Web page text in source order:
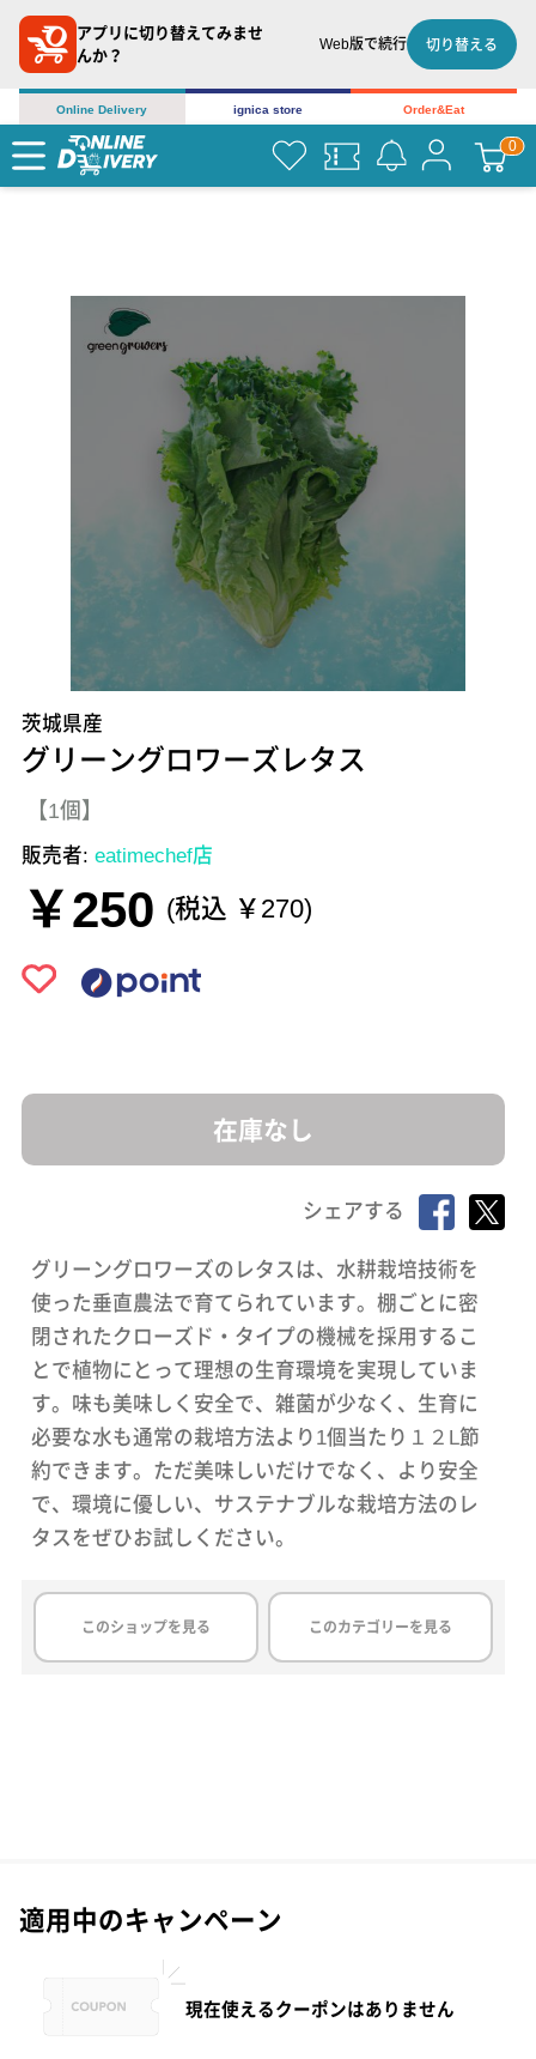
アプリに切り替えてみませ
んか？
Web版で続行 切り替える
Online Delivery ignica store Order&Eat
茨城県産
グリーングロワーズレタス
【1個】
販売者: eatimechef店
￥250 (税込 ￥270)
在庫なし
シェアする
グリーングロワーズのレタスは、水耕栽培技術を
使った垂直農法で育てられています。棚ごとに密
閉されたクローズド・タイプの機械を採用するこ
とで植物にとって理想の生育環境を実現していま
す。味も美味しく安全で、雑菌が少なく、生育に
必要な水も通常の栽培方法より1個当たり１２L節
約できます。ただ美味しいだけでなく、より安全
で、環境に優しい、サステナブルな栽培方法のレ
タスをぜひお試しください。
このショップを見る このカテゴリーを見る
適用中のキャンペーン
現在使えるクーポンはありません